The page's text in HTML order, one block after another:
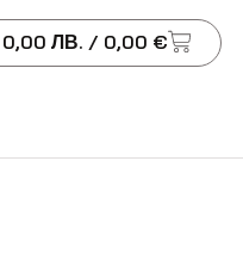
0,00 ЛВ. / 0,00 €